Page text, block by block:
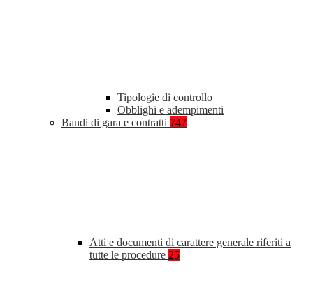
Tipologie di controllo
Obblighi e adempimenti
Bandi di gara e contratti 747
Atti e documenti di carattere generale riferiti a
tutte le procedure 25